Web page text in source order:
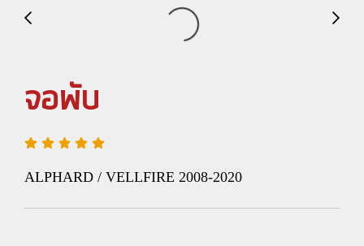
จอพับ
ALPHARD / VELLFIRE 2008-2020